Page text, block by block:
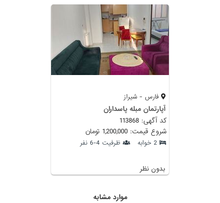
فارس - شیراز
آپارتمان مبله پاسداران
کد آگهی: 113868
شروع قیمت: 1,200,000 تومان
2 خوابه ظرفیت 4-6 نفر
بدون نظر
موارد مشابه